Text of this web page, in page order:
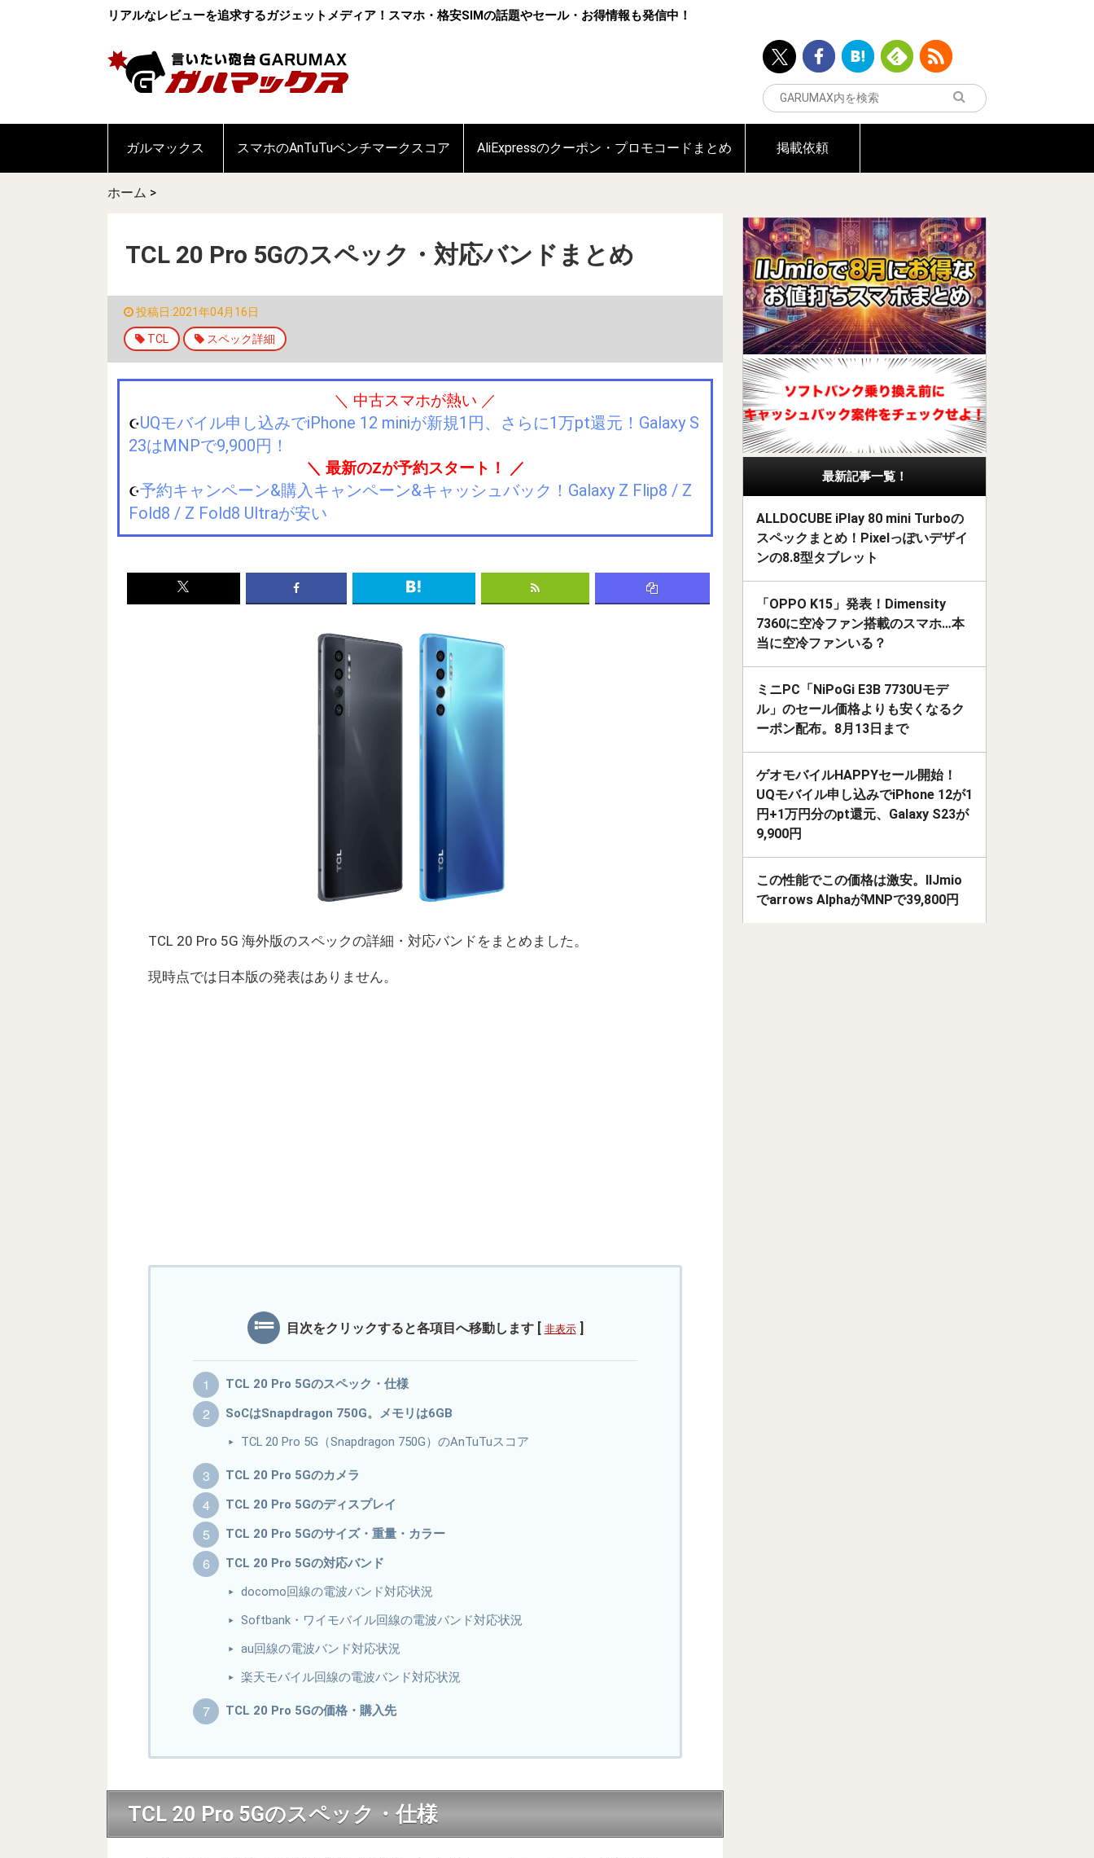
リアルなレビューを追求するガジェットメディア！スマホ・格安SIMの話題やセール・お得情報も発信中！
ガルマックス スマホのAnTuTuベンチマークスコア AliExpressのクーポン・プロモコードまとめ 掲載依頼
ホーム >
TCL 20 Pro 5Gのスペック・対応バンドまとめ
投稿日:2021年04月16日
TCL スペック詳細
＼ 中古スマホが熱い ／
☪️UQモバイル申し込みでiPhone 12 miniが新規1円、さらに1万pt還元！Galaxy S
23はMNPで9,900円！
＼ 最新のZが予約スタート！ ／
☪️予約キャンペーン&購入キャンペーン&キャッシュバック！Galaxy Z Flip8 / Z
Fold8 / Z Fold8 Ultraが安い
TCL 20 Pro 5G 海外版のスペックの詳細・対応バンドをまとめました。
現時点では日本版の発表はありません。
目次をクリックすると各項目へ移動します [ 非表示 ]
TCL 20 Pro 5Gのスペック・仕様
SoCはSnapdragon 750G。メモリは6GB
TCL 20 Pro 5G（Snapdragon 750G）のAnTuTuスコア
TCL 20 Pro 5Gのカメラ
TCL 20 Pro 5Gのディスプレイ
TCL 20 Pro 5Gのサイズ・重量・カラー
TCL 20 Pro 5Gの対応バンド
docomo回線の電波バンド対応状況
Softbank・ワイモバイル回線の電波バンド対応状況
au回線の電波バンド対応状況
楽天モバイル回線の電波バンド対応状況
TCL 20 Pro 5Gの価格・購入先
TCL 20 Pro 5Gのスペック・仕様
最新記事一覧！
ALLDOCUBE iPlay 80 mini Turboの
スペックまとめ！Pixelっぽいデザイ
ンの8.8型タブレット
「OPPO K15」発表！Dimensity
7360に空冷ファン搭載のスマホ…本
当に空冷ファンいる？
ミニPC「NiPoGi E3B 7730Uモデ
ル」のセール価格よりも安くなるク
ーポン配布。8月13日まで
ゲオモバイルHAPPYセール開始！
UQモバイル申し込みでiPhone 12が1
円+1万円分のpt還元、Galaxy S23が
9,900円
この性能でこの価格は激安。IIJmio
でarrows AlphaがMNPで39,800円